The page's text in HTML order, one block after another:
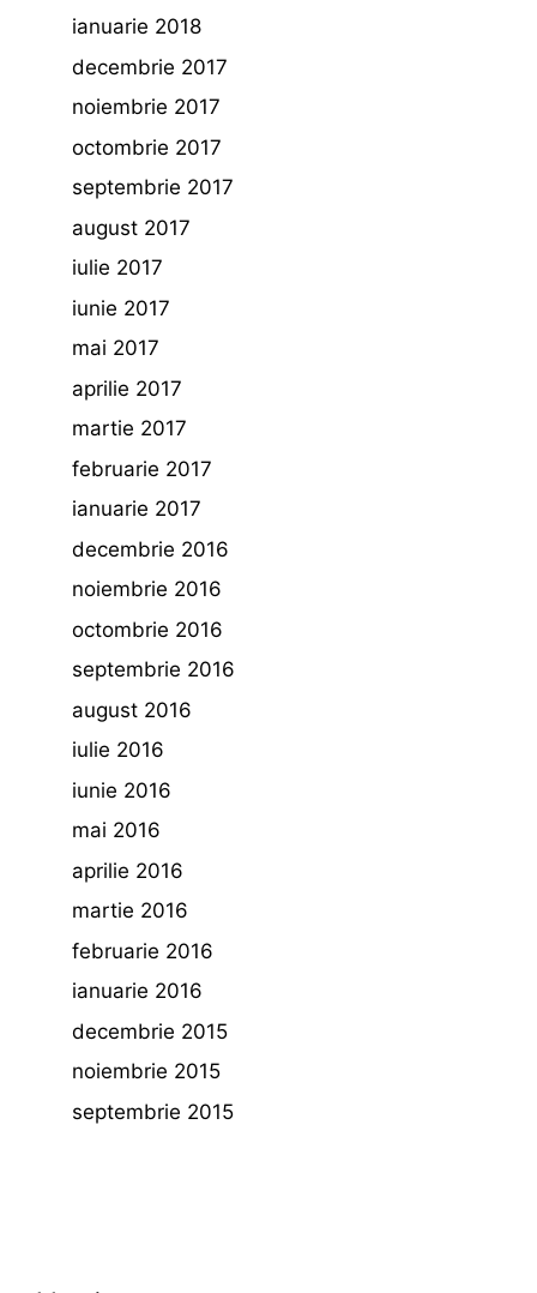
ianuarie 2018
decembrie 2017
noiembrie 2017
octombrie 2017
septembrie 2017
august 2017
iulie 2017
iunie 2017
mai 2017
aprilie 2017
martie 2017
februarie 2017
ianuarie 2017
decembrie 2016
noiembrie 2016
octombrie 2016
septembrie 2016
august 2016
iulie 2016
iunie 2016
mai 2016
aprilie 2016
martie 2016
februarie 2016
ianuarie 2016
decembrie 2015
noiembrie 2015
septembrie 2015